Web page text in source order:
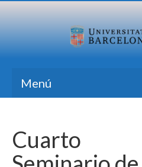
Menú
Investigación
Formación
Cuarto